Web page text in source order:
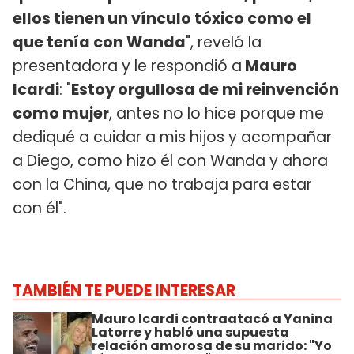
ellos tienen un vínculo tóxico como el
que tenía con Wanda", reveló la
presentadora y le respondió a Mauro
Icardi: "Estoy orgullosa de mi reinvención
como mujer, antes no lo hice porque me
dediqué a cuidar a mis hijos y acompañar
a Diego, como hizo él con Wanda y ahora
con la China, que no trabaja para estar
con él".
TAMBIÉN TE PUEDE INTERESAR
Mauro Icardi contraatacó a Yanina
Latorre y habló una supuesta
relación amorosa de su marido: "Yo